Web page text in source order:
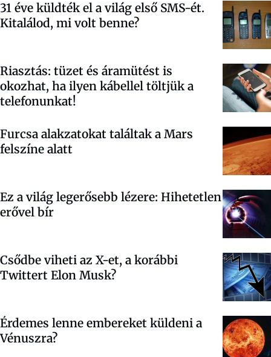
31 éve küldték el a világ első SMS-ét.
Kitalálod, mi volt benne?
Riasztás: tüzet és áramütést is
okozhat, ha ilyen kábellel töltjük a
telefonunkat!
Furcsa alakzatokat találtak a Mars
felszíne alatt
Ez a világ legerősebb lézere: Hihetetlen
erővel bír
Csődbe viheti az X-et, a korábbi
Twittert Elon Musk?
Érdemes lenne embereket küldeni a
Vénuszra?